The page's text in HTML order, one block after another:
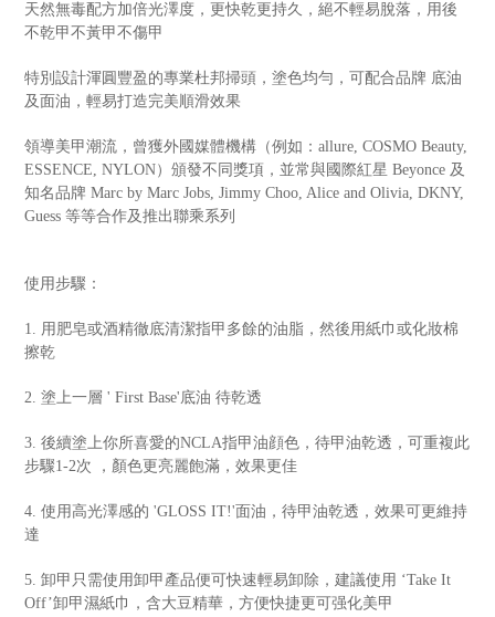
天然無毒配方加倍光澤度，更快乾更持久，絕不輕易脫落，用後
不乾甲不黃甲不傷甲
特別設計渾圓豐盈的專業杜邦掃頭，塗色均勻，可配合品牌 底油
及面油，輕易打造完美順滑效果
領導美甲潮流，曾獲外國媒體機構（例如：allure, COSMO Beauty,
ESSENCE, NYLON）頒發不同獎項，並常與國際紅星 Beyonce 及
知名品牌 Marc by Marc Jobs, Jimmy Choo, Alice and Olivia, DKNY,
Guess 等等合作及推出聯乘系列
使用步驟：
1. 用肥皂或酒精徹底清潔指甲多餘的油脂，然後用紙巾或化妝棉
擦乾
2. 塗上一層 ' First Base'底油 待乾透
3. 後續塗上你所喜愛的NCLA指甲油顔色，待甲油乾透，可重複此
步驟1-2次 ，顏色更亮麗飽滿，效果更佳
4. 使用高光澤感的 'GLOSS IT!'面油，待甲油乾透，效果可更維持
達
5. 卸甲只需使用卸甲產品便可快速輕易卸除，建議使用 ‘Take It
Off’卸甲濕紙巾，含大豆精華，方便快捷更可强化美甲